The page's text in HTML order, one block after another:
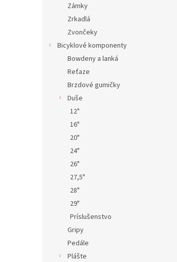
Zámky
Zrkadlá
Zvončeky
Bicyklové komponenty
Bowdeny a lanká
Reťaze
Brzdové gumičky
Duše
12"
16"
20"
24"
26"
27,5"
28"
29"
Príslušenstvo
Gripy
Pedále
Plášte